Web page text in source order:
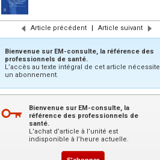
Article précédent | Article suivant
Bienvenue sur EM-consulte, la référence des
professionnels de santé.
L’accès au texte intégral de cet article nécessite
un abonnement.
Bienvenue sur EM-consulte, la
référence des professionnels de
santé.
L’achat d’article à l’unité est
indisponible à l’heure actuelle.